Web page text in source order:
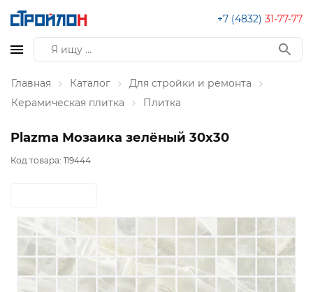
+7 (4832) 31-77-77
Главная Каталог
Для стройки и ремонта
Керамическая плитка
Плитка
Plazma Мозаика зелёный 30х30
Код товара: 119444